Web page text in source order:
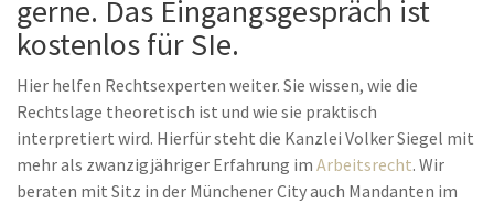
gerne. Das Eingangsgespräch ist
kostenlos für SIe.
Hier helfen Rechtsexperten weiter. Sie wissen, wie die
Rechtslage theoretisch ist und wie sie praktisch
interpretiert wird. Hierfür steht die Kanzlei Volker Siegel mit
mehr als zwanzigjähriger Erfahrung im Arbeitsrecht. Wir
beraten mit Sitz in der Münchener City auch Mandanten im